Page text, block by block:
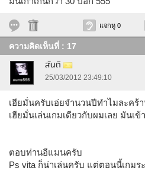
แจกหู 0
ความคิดเห็นที่ : 17
สันติ
25/03/2012 23:49:10
เฮียมั่นครับเอ่ยจำนวนปีทำไมละคร้า
เฮียมั่นเล่นเกมเดียวกับผมเลย มันเข้
ตอบท่านอีแมนครับ
Ps vita ก็น่าเล่นครับ แต่ตอนนี้เกมร